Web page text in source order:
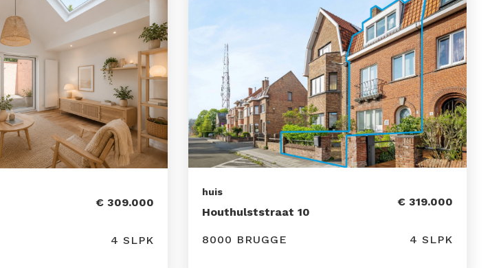
€ 309.000
4 SLPK
huis
Houthulststraat 10
€ 319.000
8000 BRUGGE 4 SLPK